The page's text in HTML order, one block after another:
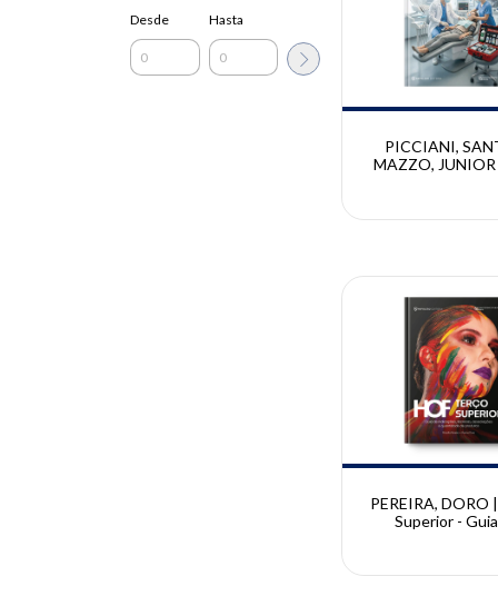
Desde Hasta
PICCIANI,
MAZZO, JUNIOR
Odontologia |
Geraldo
PEREIRA, DORO
Superior -
de produtos |